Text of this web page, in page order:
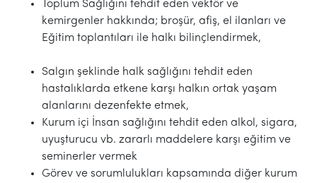
Toplum Sağlığını tehdit eden vektör ve
kemirgenler hakkında; broşür, afiş, el ilanları ve
Eğitim toplantıları ile halkı bilinçlendirmek,
Salgın şeklinde halk sağlığını tehdit eden
hastalıklarda etkene karşı halkın ortak yaşam
alanlarını dezenfekte etmek,
Kurum içi İnsan sağlığını tehdit eden alkol, sigara,
uyuşturucu vb. zararlı maddelere karşı eğitim ve
seminerler vermek
Görev ve sorumlulukları kapsamında diğer kurum